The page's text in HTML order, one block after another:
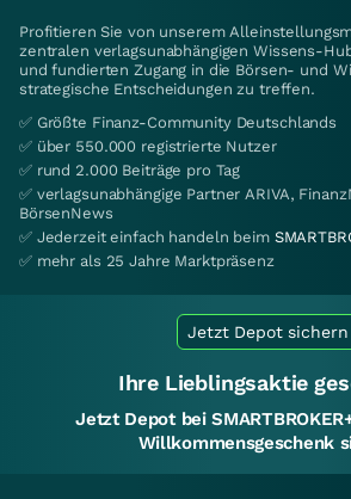
Profitieren Sie von unserem
zentralen verlagsunabhängigen Wissens-
und fundierten Zugang in die Börsen- und
strategische Entscheidungen zu treffen.
✅ Größte Finanz-Community Deutschlands
✅ über 550.000 registrierte Nutzer
✅ rund 2.000 Beiträge pro Tag
✅ verlagsunabhängige Partner ARIVA,
BörsenNews
✅ Jederzeit einfach handeln beim
✅ mehr als 25 Jahre Marktpräsenz
Jetzt Depot sichern
Ihre Lieblingsaktie
Jetzt Depot bei
Willkommensgeschenk